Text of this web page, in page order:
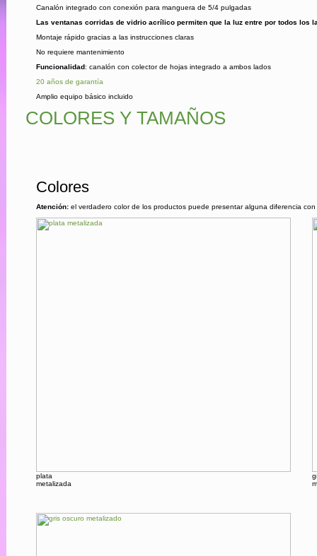
Canalón integrado con conexión para manguera de 5/4 pulgadas
Las ventanas corridas de vidrio acrílico permiten que la luz entre por todos los
Montaje rápido gracias a las instrucciones claras
No requiere mantenimiento
Funcionalidad: canalón con colector de hojas integrado a ambos lados
20 años de garantía
Amplio equipo básico incluido
COLORES Y TAMAÑOS
Colores
Atención:el verdadero color de los productos puede presentar alguna diferencia
plata
metalizada